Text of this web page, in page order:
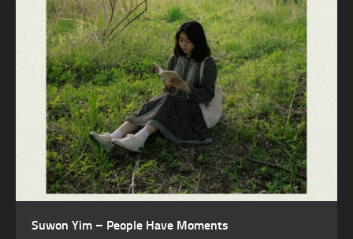
Suwon Yim – People Have Moments